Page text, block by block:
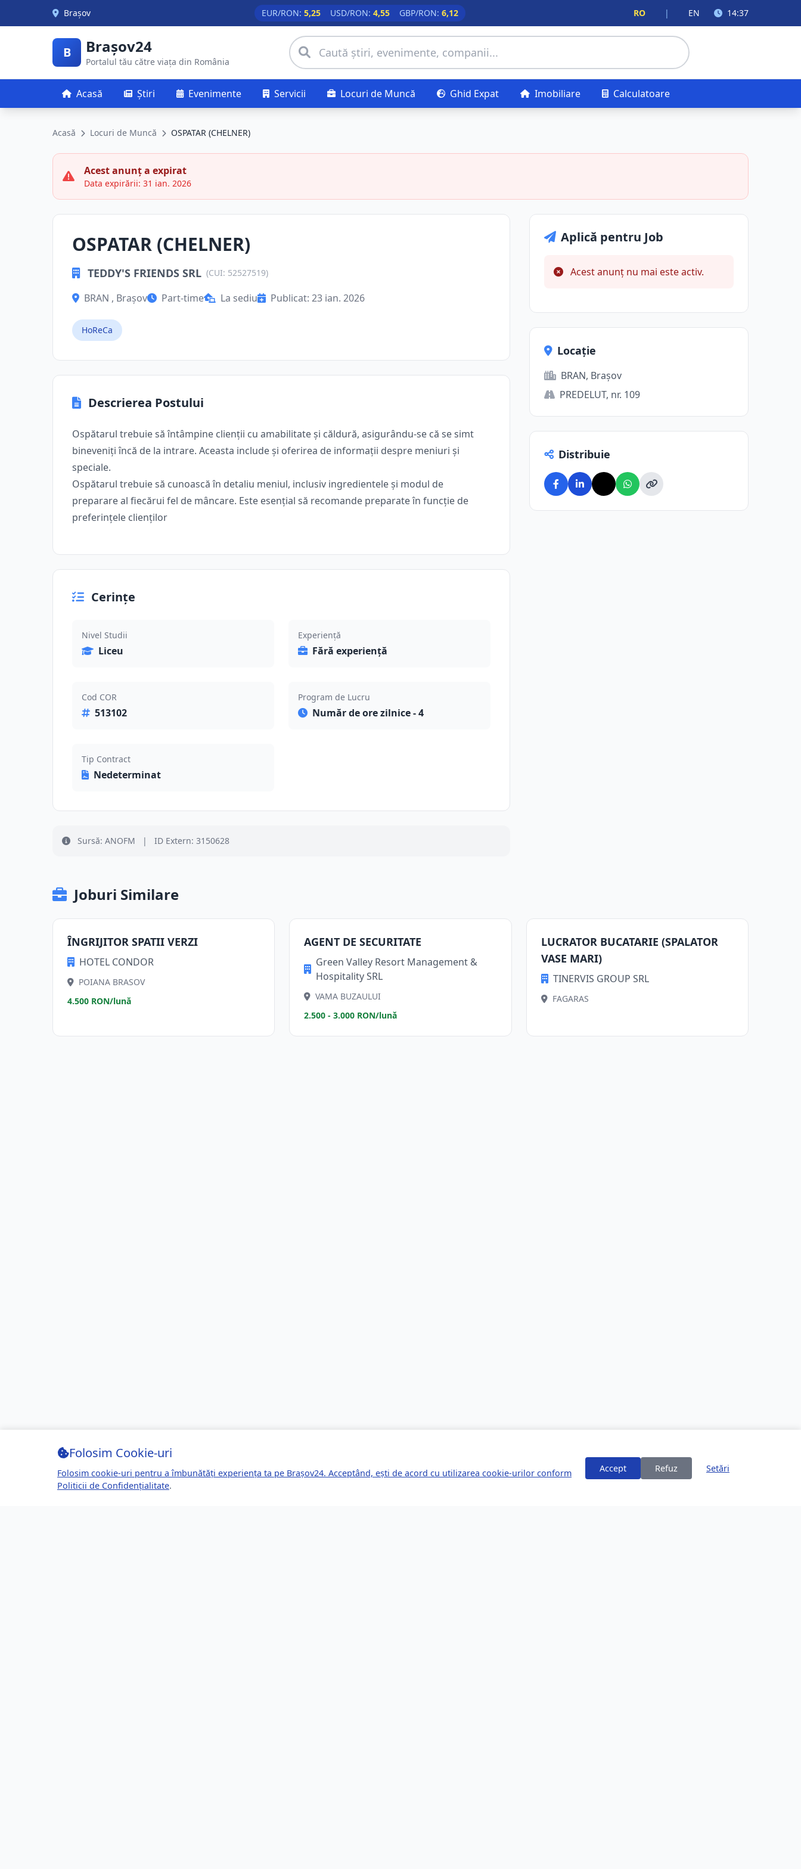
Skip to main content
Brașov EUR/RON: 5,25 USD/RON: 4,55 GBP/RON: 6,12 RO | EN 14:37
B Brașov24
Portalul tău către viața din România
Acasă Știri Evenimente Servicii Locuri de Muncă Ghid Expat Imobiliare Calculatoare
Acasă Locuri de Muncă OSPATAR (CHELNER)
Acest anunț a expirat
Data expirării: 31 ian. 2026
OSPATAR (CHELNER)
TEDDY'S FRIENDS SRL (CUI: 52527519)
BRAN , Brașov Part-time La sediu Publicat: 23 ian. 2026
HoReCa
Descrierea Postului
Ospătarul trebuie să întâmpine clienții cu amabilitate și căldură, asigurându-se că se simt
bineveniți încă de la intrare. Aceasta include și oferirea de informații despre meniuri și
speciale.
Ospătarul trebuie să cunoască în detaliu meniul, inclusiv ingredientele și modul de
preparare al fiecărui fel de mâncare. Este esențial să recomande preparate în funcție de
preferințele clienților
Cerințe
Nivel Studii
Liceu
Experiență
Fără experiență
Cod COR
513102
Program de Lucru
Număr de ore zilnice - 4
Tip Contract
Nedeterminat
Sursă: ANOFM | ID Extern: 3150628
Aplică pentru Job
Acest anunț nu mai este activ.
Locație
BRAN, Brașov
PREDELUT, nr. 109
Distribuie
Joburi Similare
ÎNGRIJITOR SPATII VERZI
HOTEL CONDOR
POIANA BRASOV
4.500 RON/lună
AGENT DE SECURITATE
Green Valley Resort Management &
Hospitality SRL
VAMA BUZAULUI
2.500 - 3.000 RON/lună
LUCRATOR BUCATARIE (SPALATOR
VASE MARI)
TINERVIS GROUP SRL
FAGARAS
Folosim Cookie-uri
Folosim cookie-uri pentru a îmbunătăți experiența ta pe Brașov24. Acceptând, ești de acord cu utilizarea cookie-urilor conform
Politicii de Confidențialitate.
Accept Refuz Setări